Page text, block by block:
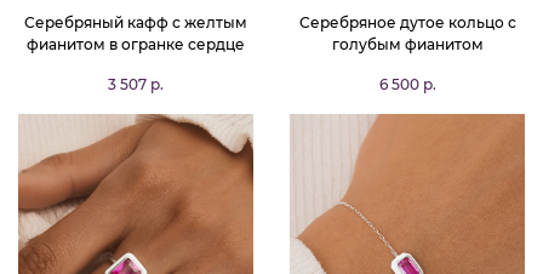
Серебряный кафф с желтым
фианитом в огранке сердце
3 507 р.
Серебряное дутое кольцо с
голубым фианитом
6 500 р.